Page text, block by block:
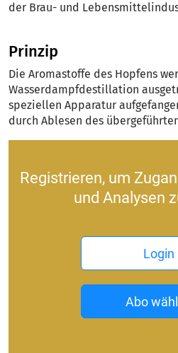
der Brau- und
Prinzip
Die Aromastoffe des Hopfens
Wasserdampfdestillation
speziellen Apparatur
durch Ablesen des
Registrieren, um
und Analysen
Login
Abo